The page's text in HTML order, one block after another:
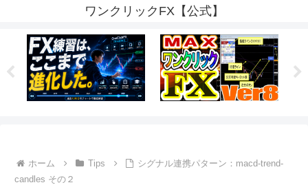
ワンクリックFX【公式】
ホーム Tips
シグナル連携パターン：macd-trend-
candles その２